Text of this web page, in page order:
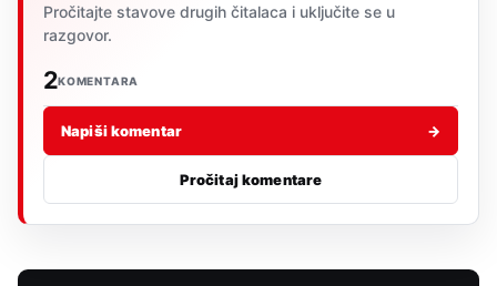
Pročitajte stavove drugih čitalaca i uključite se u
razgovor.
2KOMENTARA
Napiši komentar →
Pročitaj komentare